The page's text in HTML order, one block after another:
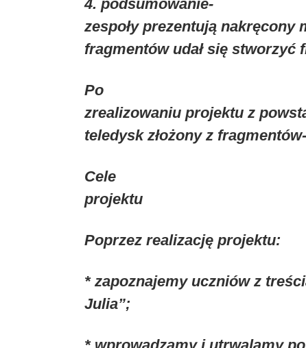
4. podsumowanie-
zespoły prezentują nakręcony
fragmentów udał się stworzyć
Po
zrealizowaniu projektu z
teledysk złożony z
Cele
projektu
Poprzez realizację projektu:
* zapoznajemy uczniów z
Julia”;